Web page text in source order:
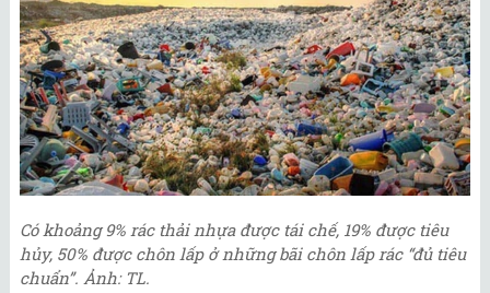
Có khoảng 9% rác thải nhựa được tái chế, 19% được tiêu
hủy, 50% được chôn lấp ở những bãi chôn lấp rác “đủ tiêu
chuẩn”. Ảnh: TL.